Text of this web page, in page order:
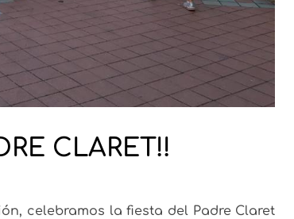
CLARET!!
celebramos la fiesta del Padre Claret